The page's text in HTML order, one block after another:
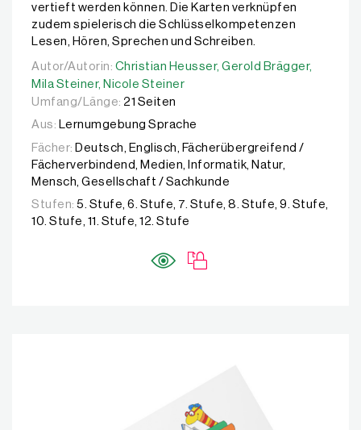
vertieft werden können. Die Karten verknüpfen
zudem spielerisch die Schlüsselkompetenzen
Lesen, Hören, Sprechen und Schreiben.
Autor/Autorin: Christian Heusser, Gerold Brägger,
Autor/Autorin: Christian Heusser, Gerold Brägger,
Mila Steiner, Nicole Steiner
Umfang/Länge: 21 Seiten
Aus: Lernumgebung Sprache
Fächer: Deutsch, Englisch, Fächerübergreifend /
Fächerverbindend, Medien, Informatik, Natur,
Mensch, Gesellschaft / Sachkunde
Stufen: 5. Stufe, 6. Stufe, 7. Stufe, 8. Stufe, 9. Stufe,
10. Stufe, 11. Stufe, 12. Stufe